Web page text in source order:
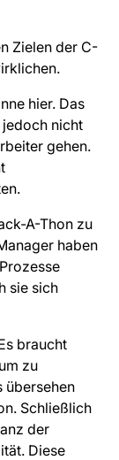
Zielen der C-
hier. Das
jedoch nicht
gehen.
A-Thon zu
haben
sie sich
braucht
zu
übersehen
Schließlich
der
Diese